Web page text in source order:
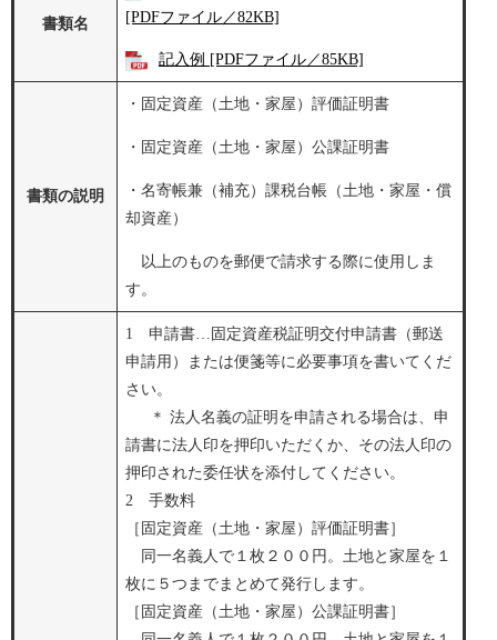
書類名
[PDFファイル／82KB]
記入例 [PDFファイル／85KB]
書類の説明
・固定資産（土地・家屋）評価証明書
・固定資産（土地・家屋）公課証明書
・名寄帳兼（補充）課税台帳（土地・家屋・償
却資産）
以上のものを郵便で請求する際に使用しま
す。
1 申請書…固定資産税証明交付申請書（郵送
申請用）または便箋等に必要事項を書いてくだ
さい。
＊ 法人名義の証明を申請される場合は、申
請書に法人印を押印いただくか、その法人印の
押印された委任状を添付してください。
2 手数料
［固定資産（土地・家屋）評価証明書］
同一名義人で１枚２００円。土地と家屋を１
枚に５つまでまとめて発行します。
［固定資産（土地・家屋）公課証明書］